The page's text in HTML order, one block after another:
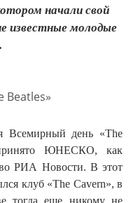
начали свой
известные молодые
Всемирный день «The
ЮНЕСКО, как
РИА Новости. В этот
клуб «The Cavern», в
тогда еще никому не